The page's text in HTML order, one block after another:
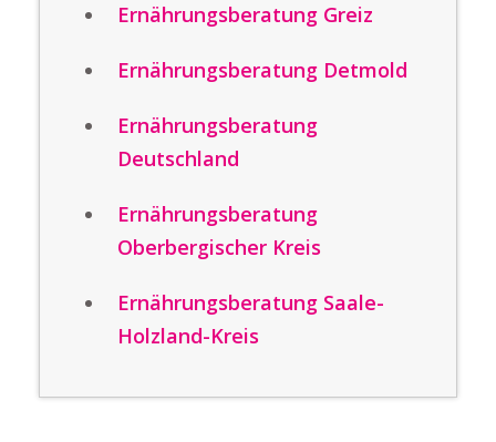
Ernährungsberatung Greiz
Ernährungsberatung Detmold
Ernährungsberatung
Deutschland
Ernährungsberatung
Oberbergischer Kreis
Ernährungsberatung Saale-
Holzland-Kreis